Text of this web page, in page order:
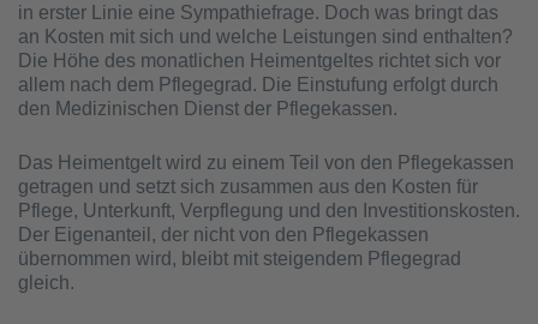
in erster Linie eine Sympathiefrage. Doch was bringt das
an Kosten mit sich und welche Leistungen sind enthalten?
Die Höhe des monatlichen Heimentgeltes richtet sich vor
allem nach dem Pflegegrad. Die Einstufung erfolgt durch
den Medizinischen Dienst der Pflegekassen.
Das Heimentgelt wird zu einem Teil von den Pflegekassen
getragen und setzt sich zusammen aus den Kosten für
Pflege, Unterkunft, Verpflegung und den Investitionskosten.
Der Eigenanteil, der nicht von den Pflegekassen
übernommen wird, bleibt mit steigendem Pflegegrad
gleich.